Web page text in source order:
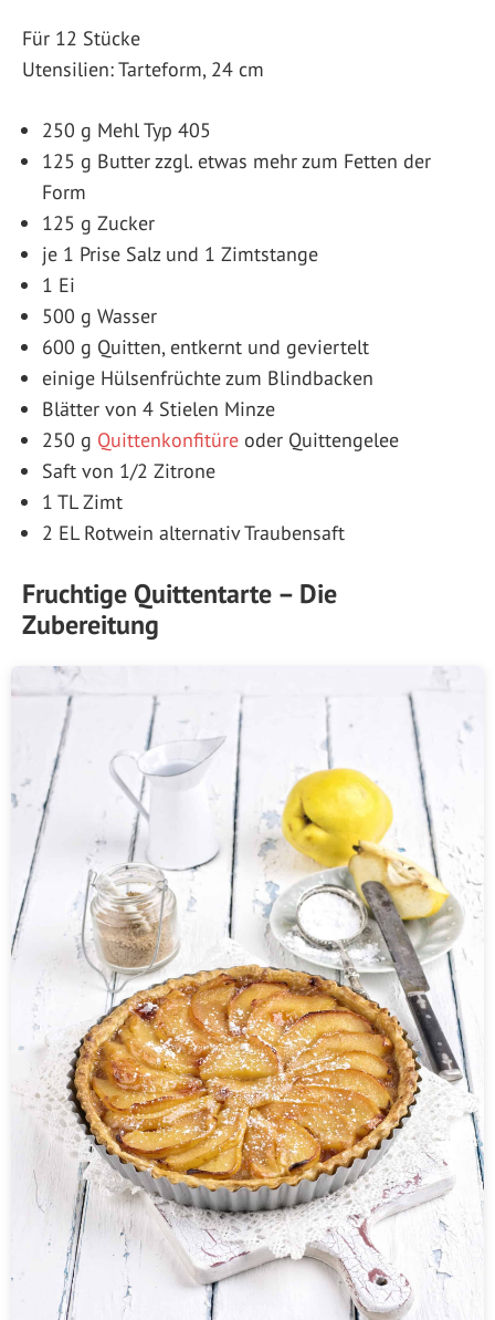
Für 12 Stücke
Utensilien: Tarteform, 24 cm
250 g Mehl Typ 405
125 g Butter zzgl. etwas mehr zum Fetten der
Form
125 g Zucker
je 1 Prise Salz und 1 Zimtstange
1 Ei
500 g Wasser
600 g Quitten, entkernt und geviertelt
einige Hülsenfrüchte zum Blindbacken
Blätter von 4 Stielen Minze
250 g Quittenkonfitüre oder Quittengelee
Saft von 1/2 Zitrone
1 TL Zimt
2 EL Rotwein alternativ Traubensaft
Fruchtige Quittentarte – Die
Zubereitung